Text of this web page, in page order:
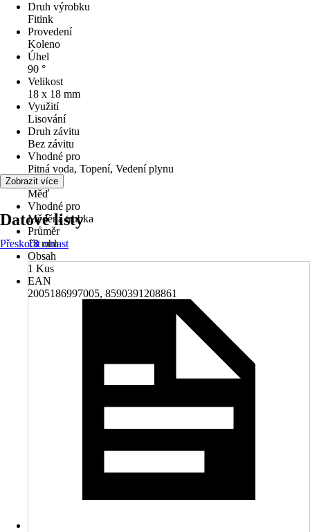
Druh výrobku
Fitink
Provedení
Koleno
Úhel
90 °
Velikost
18 x 18 mm
Využití
Lisování
Druh závitu
Bez závitu
Vhodné pro
Pitná voda, Topení, Vedení plynu
Materiál
Měď
Vhodné pro
Měděná trubka
Průměr
18 mm
Obsah
1 Kus
EAN
2005186997005, 8590391208861
Zobrazit více
Datové listy
Přeskočit oblast